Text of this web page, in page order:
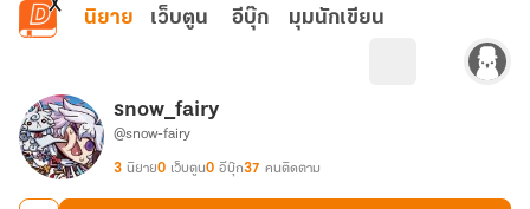
ข้ามไปยังเนื้อหาหลัก
นิยาย เว็บตูน อีบุ๊ก มุมนักเขียน
snow_fairy
@snow-fairy
3 นิยาย0 เว็บตูน0 อีบุ๊ก37 คนติดตาม